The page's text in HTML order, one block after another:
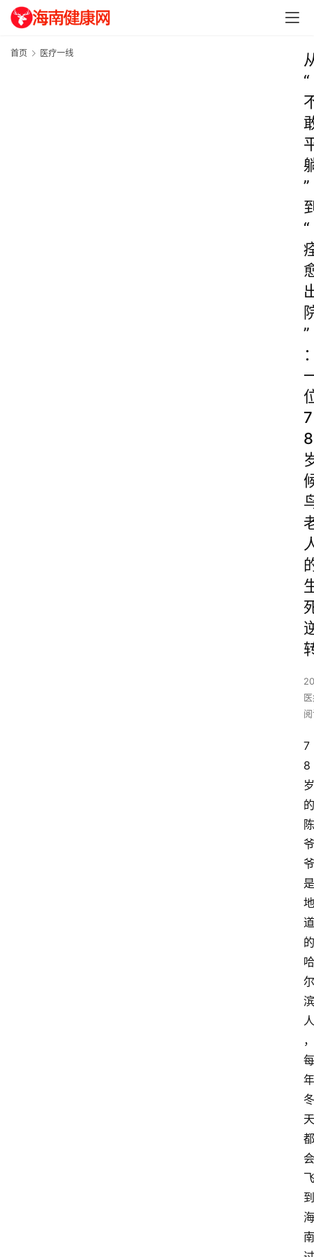
首页 医疗一线
“
”
“
”
7
8
7
8
岁
的
陈
爷
爷
是
地
道
的
哈
尔
滨
人
，
每
年
冬
天
都
会
飞
到
海
南